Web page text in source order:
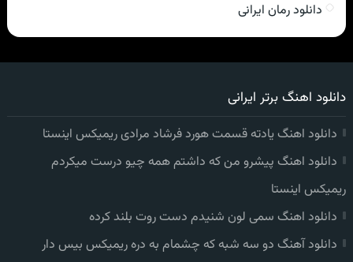
دانلود رمان ایرانی
دانلود اهنگ برتر ایرانی
دانلود اهنگ یادته قسمت هورد فرشاد مرادی ریمیکس اینستا
دانلود اهنگ پیشرو من که داشتم همه چیو درست میکردم
ریمیکس اینستا
دانلود اهنگ سمی لون شنیدم دست روت بلند کرده
دانلود آهنگ دو سه شبه که چشمام به دره ریمیکس بیس دار